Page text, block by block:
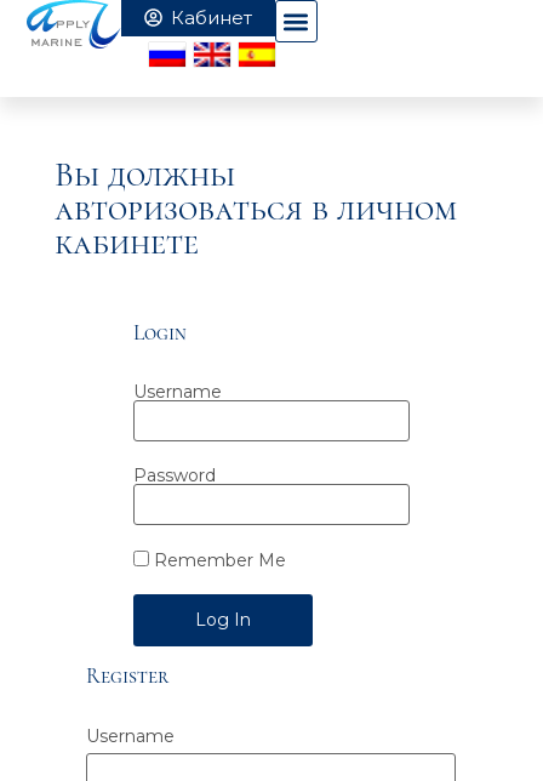
Вы должны
авторизоваться в личном
кабинете
Login
Username
Password
Remember Me
Alternative:
Register
Username